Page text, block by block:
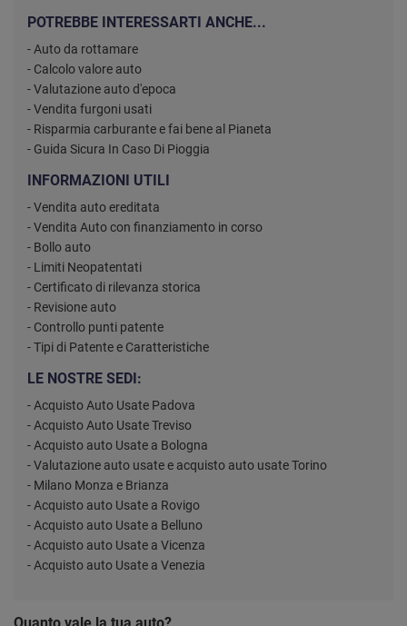
POTREBBE INTERESSARTI ANCHE...
- Auto da rottamare
- Calcolo valore auto
- Valutazione auto d'epoca
- Vendita furgoni usati
- Risparmia carburante e fai bene al Pianeta
- Guida Sicura In Caso Di Pioggia
INFORMAZIONI UTILI
- Vendita auto ereditata
- Vendita Auto con finanziamento in corso
- Bollo auto
- Limiti Neopatentati
- Certificato di rilevanza storica
- Revisione auto
- Controllo punti patente
- Tipi di Patente e Caratteristiche
LE NOSTRE SEDI:
- Acquisto Auto Usate Padova
- Acquisto Auto Usate Treviso
- Acquisto auto Usate a Bologna
- Valutazione auto usate e acquisto auto usate Torino
- Milano Monza e Brianza
- Acquisto auto Usate a Rovigo
- Acquisto auto Usate a Belluno
- Acquisto auto Usate a Vicenza
- Acquisto auto Usate a Venezia